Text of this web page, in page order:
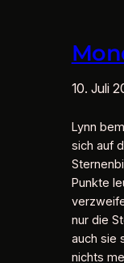
10. Juli
Lynn
sich auf
Punkte
nur die
auch sie
nichts